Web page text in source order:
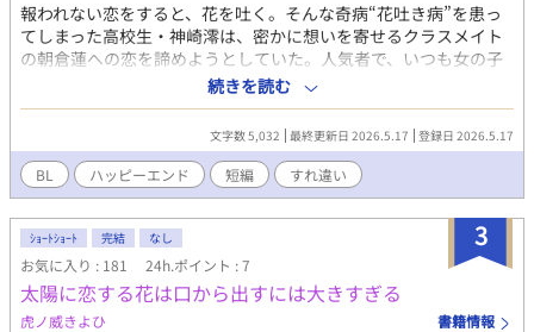
報われない恋をすると、花を吐く。そんな奇病“花吐き病”を患っ
てしまった高校生・神崎澪は、密かに想いを寄せるクラスメイト
の朝倉蓮への恋を諦めようとしていた。人気者で、いつも女の子
たちに囲まれている蓮と、自分では釣り合わない――そう思い込
んでいたからだ。しかし、蓮はなぜか澪を放っておかず、毎日の
ように優しく手を差し伸べてくる。近づくほど苦しくなる想い。
吐き出される白椿の花弁。両片思いのまますれ違う二人が、痛み
と不安を乗り越え、少しずつ本当の気持ちを伝えていく。切なく
て優しい、花吐き病短編BL。
続きを読む
文字数 5,032 最終更新日 2026.5.17 登録日 2026.5.17
BL ハッピーエンド 短編 すれ違い
3
ｼｮｰﾄｼｮｰﾄ 完結 なし
お気に入り : 181 24h.ポイント : 7
太陽に恋する花は口から出すには大きすぎる
虎ノ威きよひ 書籍情報